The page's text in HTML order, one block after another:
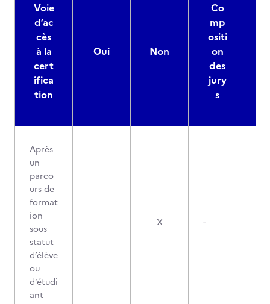
Voie
d’ac
cès
à la
cert
ifica
tion
Oui Non
Co
mp
ositi
on
des
jury
s
Après
un
parco
urs de
format
ion
sous
statut
d’élève
ou
d’étudi
ant
X -